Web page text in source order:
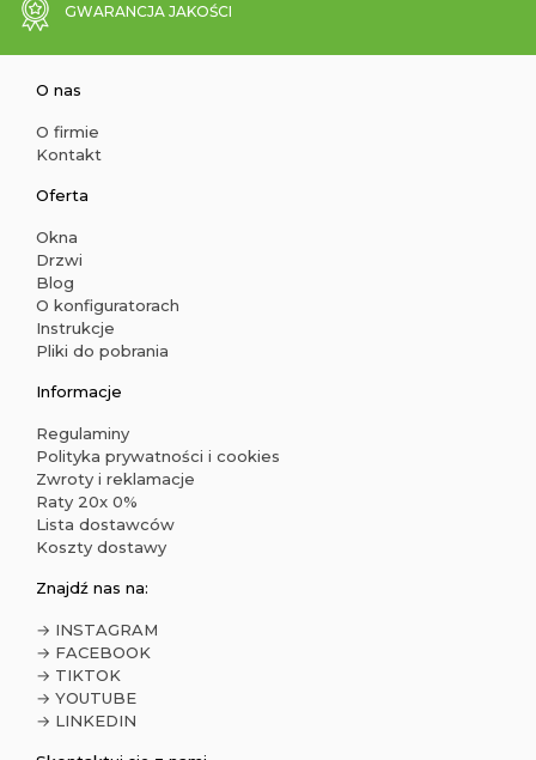
GWARANCJA JAKOŚCI
O nas
O firmie
Kontakt
Oferta
Okna
Drzwi
Blog
O konfiguratorach
Instrukcje
Pliki do pobrania
Informacje
Regulaminy
Polityka prywatności i cookies
Zwroty i reklamacje
Raty 20x 0%
Lista dostawców
Koszty dostawy
Znajdź nas na:
→ INSTAGRAM
→ FACEBOOK
→ TIKTOK
→ YOUTUBE
→ LINKEDIN